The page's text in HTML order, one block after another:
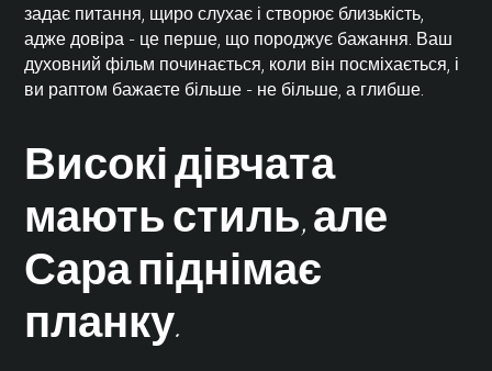
задає питання, щиро слухає і створює близькість,
адже довіра - це перше, що породжує бажання. Ваш
духовний фільм починається, коли він посміхається, і
ви раптом бажаєте більше - не більше, а глибше.
Високі дівчата
мають стиль, але
Сара піднімає
планку.